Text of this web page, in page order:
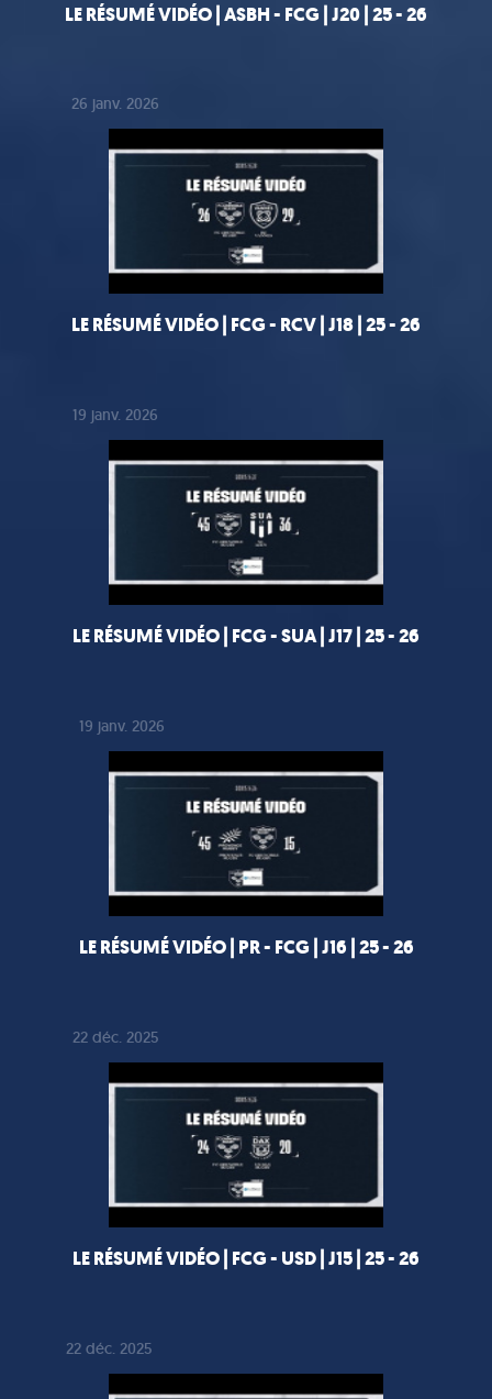
LE RÉSUMÉ VIDÉO | ASBH - FCG | J20 | 25 - 26
26 janv. 2026
LE RÉSUMÉ VIDÉO | FCG - RCV | J18 | 25 - 26
19 janv. 2026
LE RÉSUMÉ VIDÉO | FCG - SUA | J17 | 25 - 26
19 janv. 2026
LE RÉSUMÉ VIDÉO | PR - FCG | J16 | 25 - 26
22 déc. 2025
LE RÉSUMÉ VIDÉO | FCG - USD | J15 | 25 - 26
22 déc. 2025